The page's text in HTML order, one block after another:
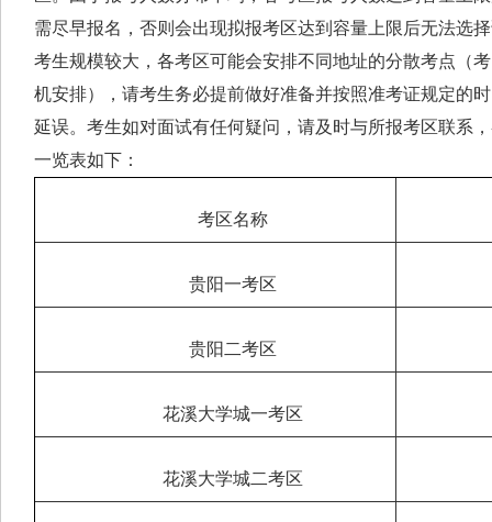
需尽早报名，否则会出现拟报考区达到容量上限后无法选
考生规模较大，各考区可能会安排不同地址的分散考点（
机安排），请考生务必提前做好准备并按照准考证规定的
延误。考生如对面试有任何疑问，请及时与所报考区联系
一览表如下：
考区名称
贵阳一考区
贵阳二考区
花溪大学城一考区
花溪大学城二考区